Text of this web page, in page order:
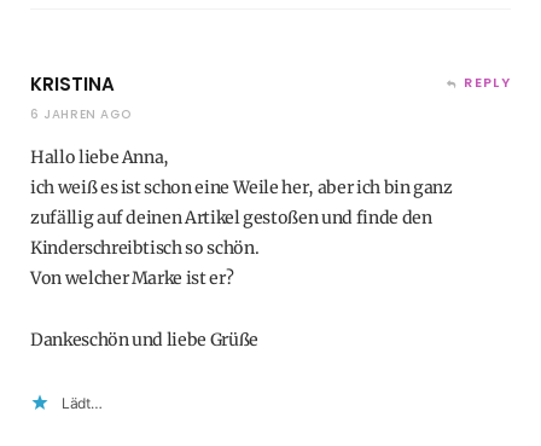
KRISTINA
6 JAHREN AGO
REPLY
Hallo liebe Anna,
ich weiß es ist schon eine Weile her, aber ich bin ganz
zufällig auf deinen Artikel gestoßen und finde den
Kinderschreibtisch so schön.
Von welcher Marke ist er?
Dankeschön und liebe Grüße
Lädt…